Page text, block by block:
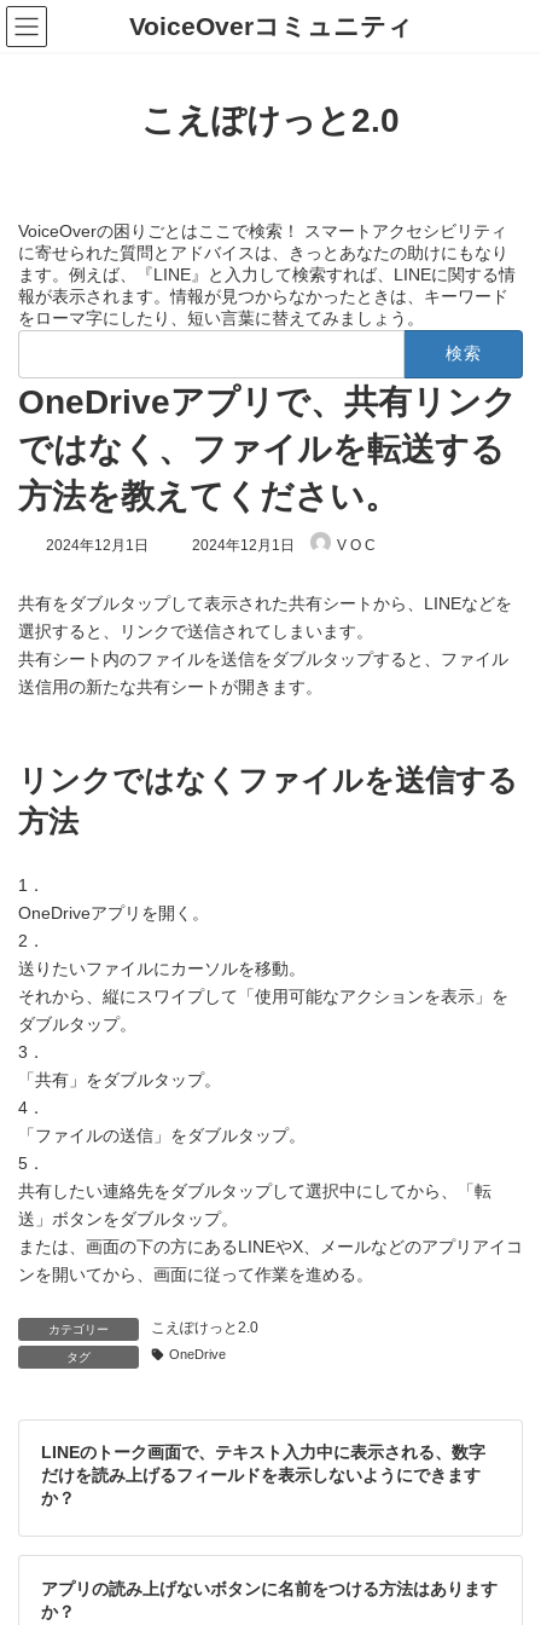
コ
ン
テ
ナ
ビ
ゲ
VoiceOverコミュニティ
こえぽけっと2.0
VoiceOverの困りごとはここで検索！ スマートアクセシビリティ
に寄せられた質問とアドバイスは、きっとあなたの助けにもなり
ます。例えば、『LINE』と入力して検索すれば、LINEに関する情
報が表示されます。情報が見つからなかったときは、キーワード
をローマ字にしたり、短い言葉に替えてみましょう。
検
OneDriveアプリで、共有リンク
ではなく、ファイルを転送する
方法を教えてください。
2024年12月1日
最
新
日
時
:
2024年12月1日 V O C
共有をダブルタップして表示された共有シートから、LINEなどを
選択すると、リンクで送信されてしまいます。
共有シート内のファイルを送信をダブルタップすると、ファイル
送信用の新たな共有シートが開きます。
リンクではなくファイルを送信する
方法
1．
OneDriveアプリを開く。
2．
送りたいファイルにカーソルを移動。
それから、縦にスワイプして「使用可能なアクションを表示」を
ダブルタップ。
3．
「共有」をダブルタップ。
4．
「ファイルの送信」をダブルタップ。
5．
共有したい連絡先をダブルタップして選択中にしてから、「転
送」ボタンをダブルタップ。
または、画面の下の方にあるLINEやX、メールなどのアプリアイコ
ンを開いてから、画面に従って作業を進める。
カテゴリー こえぽけっと2.0
タグ OneDrive
LINEのトーク画面で、テキスト入力中に表示される、数字
だけを読み上げるフィールドを表示しないようにできます
か？
アプリの読み上げないボタンに名前をつける方法はあります
か？